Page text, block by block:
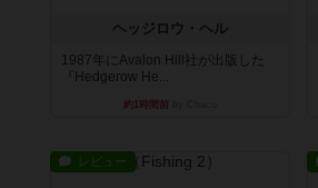
ヘッジロウ・ヘル
1987年にAvalon Hill社が出版した
『Hedgerow He...
約1時間前
レビュー